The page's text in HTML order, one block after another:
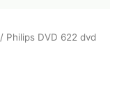
/ Philips DVD 622 dvd